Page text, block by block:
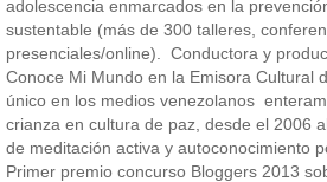
adolescencia enmarcados en la
sustentable (más de 300 talleres,
presenciales/online). Conductora y
Conoce Mi Mundo en la Emisora Cultural
único en los medios venezolanos
crianza en cultura de paz, desde el 2006
de meditación activa y autoconocimiento
Primer premio concurso Bloggers 2013